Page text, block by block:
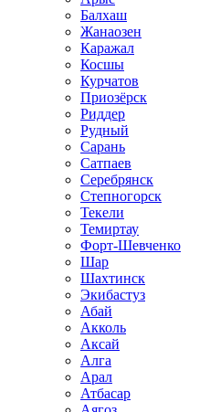
Балхаш
Жанаозен
Каражал
Косшы
Курчатов
Приозёрск
Риддер
Рудный
Сарань
Сатпаев
Серебрянск
Степногорск
Текели
Темиртау
Форт-Шевченко
Шар
Шахтинск
Экибастуз
Абай
Акколь
Аксай
Алга
Арал
Атбасар